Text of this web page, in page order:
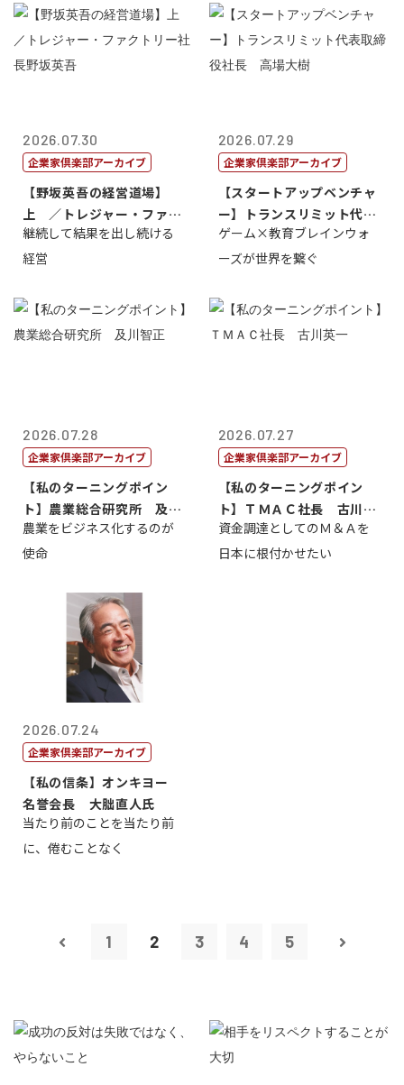
2026.07.30
企業家倶楽部アーカイブ
【野坂英吾の経営道場】
上 ／トレジャー・ファク
トリー社長野坂...
継続して結果を出し続ける
経営
2026.07.29
企業家倶楽部アーカイブ
【スタートアップベンチャ
ー】トランスリミット代表
取締役社長 ...
ゲーム×教育ブレインウォ
ーズが世界を繋ぐ
2026.07.28
企業家倶楽部アーカイブ
【私のターニングポイン
ト】農業総合研究所 及川
智正
農業をビジネス化するのが
使命
2026.07.27
企業家倶楽部アーカイブ
【私のターニングポイン
ト】ＴＭＡＣ社長 古川英
一
資金調達としてのＭ＆Ａを
日本に根付かせたい
2026.07.24
企業家倶楽部アーカイブ
【私の信条】オンキヨー
名誉会長 大朏直人氏
当たり前のことを当たり前
に、倦むことなく
1 2 3 4 5